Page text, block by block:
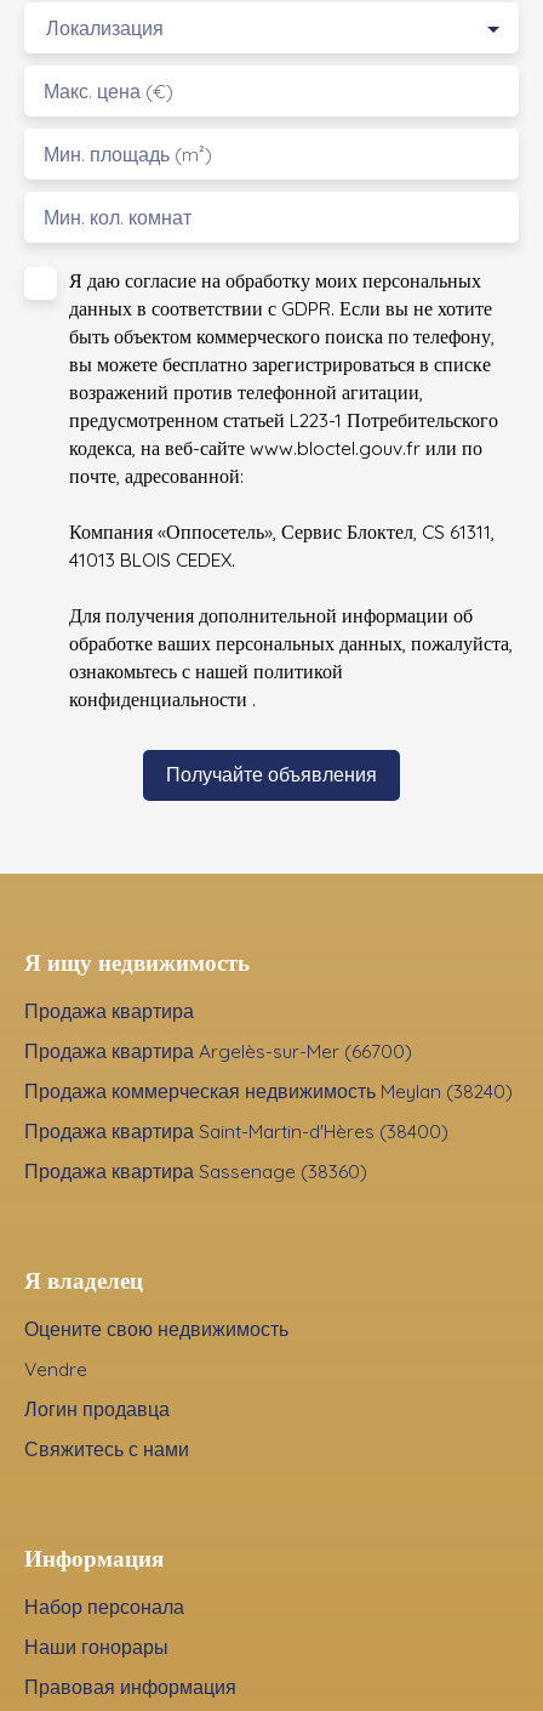
Локализация
Макс. цена (€)
Мин. площадь (m²)
Мин. кол. комнат
Я даю согласие на обработку моих персональных
данных в соответствии с GDPR. Если вы не хотите
быть объектом коммерческого поиска по телефону,
вы можете бесплатно зарегистрироваться в списке
возражений против телефонной агитации,
предусмотренном статьей L223-1 Потребительского
кодекса, на веб-сайте www.bloctel.gouv.fr или по
почте, адресованной:
Компания «Оппосетель», Сервис Блоктел, CS 61311,
41013 BLOIS CEDEX.
Для получения дополнительной информации об
обработке ваших персональных данных, пожалуйста,
ознакомьтесь с нашей политикой
конфиденциальности .
Получайте объявления
Я ищу недвижимость
Продажа квартира
Продажа квартира Argelès-sur-Mer (66700)
Продажа коммерческая недвижимость Meylan (38240)
Продажа квартира Saint-Martin-d'Hères (38400)
Продажа квартира Sassenage (38360)
Я владелец
Оцените свою недвижимость
Vendre
Логин продавца
Свяжитесь с нами
Информация
Набор персонала
Наши гонорары
Правовая информация